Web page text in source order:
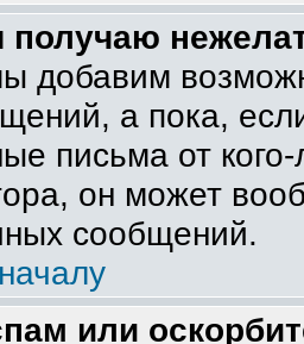
получаю
добавим
а пока,
письма от
он может
сообщений.
или